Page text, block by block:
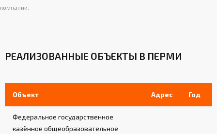
компании.
РЕАЛИЗОВАННЫЕ ОБЪЕКТЫ В ПЕРМИ
Объект Адрес Год
Федеральное государственное
казённое общеобразовательное